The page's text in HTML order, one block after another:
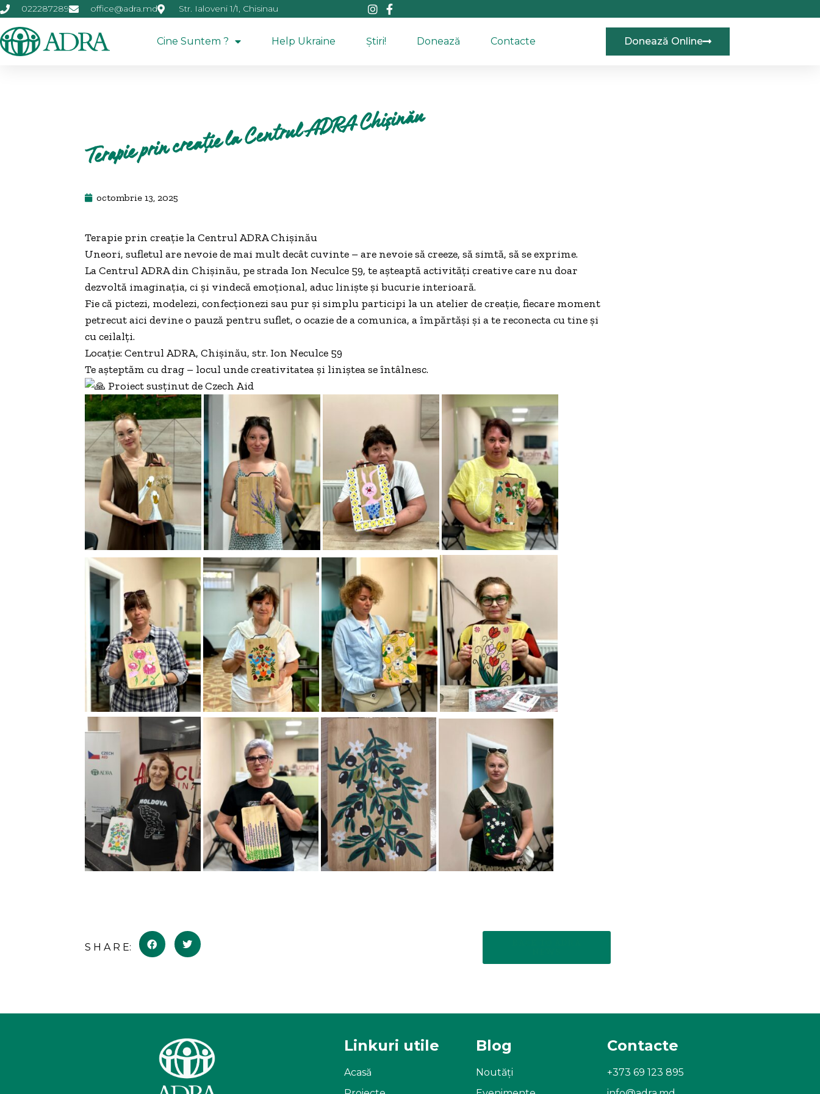
022287289 office@adra.md Str. Ialoveni 1/1, Chisinau
Cine Suntem ? Help Ukraine Știri! Donează Contacte Donează Online
Terapie prin creație la Centrul ADRA Chișinău
octombrie 13, 2025
Terapie prin creație la Centrul ADRA Chișinău
Uneori, sufletul are nevoie de mai mult decât cuvinte – are nevoie să creeze, să simtă, să se exprime.
La Centrul ADRA din Chișinău, pe strada Ion Neculce 59, te așteaptă activități creative care nu doar
dezvoltă imaginația, ci și vindecă emoțional, aduc liniște și bucurie interioară.
Fie că pictezi, modelezi, confecționezi sau pur și simplu participi la un atelier de creație, fiecare moment
petrecut aici devine o pauză pentru suflet, o ocazie de a comunica, a împărtăși și a te reconecta cu tine și
cu ceilalți.
Locație: Centrul ADRA, Chișinău, str. Ion Neculce 59
Te așteptăm cu drag – locul unde creativitatea și liniștea se întâlnesc.
Proiect susținut de Czech Aid
S H A R E:
Linkuri utile
Acasă
Blog
Noutăți
Contacte
+373 69 123 895